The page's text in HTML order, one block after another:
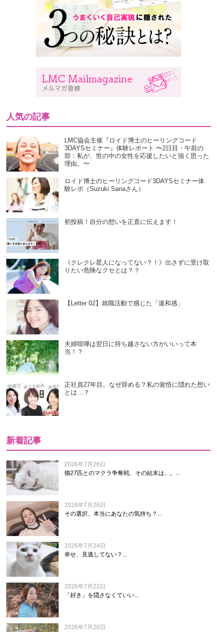
人気の記事
LMC協会主催『ロイド博士のヒーリングコード
3DAYSセミナー』体験レポート 〜2日目・午前の
部：私が、世の中の女性を応援したいと強く思った
理由。〜
ロイド博士のヒーリングコード3DAYSセミナー体
験レポ（Suzuki Sanaさん）
初投稿！自分の想いを正直に伝えます！
《クレクレ星人になってない？！》出さずに受け取
りたい危険なクセとは？？
【Letter 02】就職活動で感じた「違和感」
夫婦喧嘩は翌日に持ち越さない方がいいって本
当！？
正社員27年目。なぜ辞める？私の覚悟に隠れた想い
とは…？
新着記事
2026年7月28日
猫27匹とのマクラ争奪戦、その結末は…。...
2026年7月26日
その選択、本当にあなたの気持ち？...
2026年7月24日
幸せ、見逃してない？...
2026年7月22日
「好き」を隠さなくていい...
2026年7月20日